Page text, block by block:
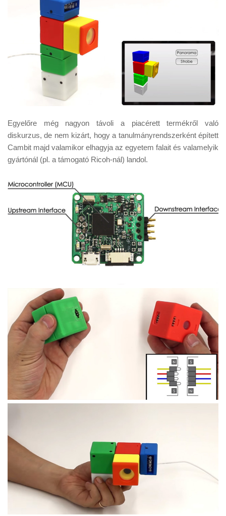
Egyelőre még nagyon távoli a piacérett termékről való
diskurzus, de nem kizárt, hogy a tanulmányrendszerként épített
Cambit majd valamikor elhagyja az egyetem falait és valamelyik
gyártónál (pl. a támogató Ricoh-nál) landol.